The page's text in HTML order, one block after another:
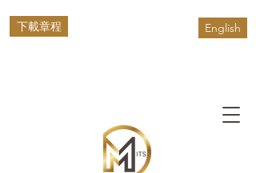
English
下載章程